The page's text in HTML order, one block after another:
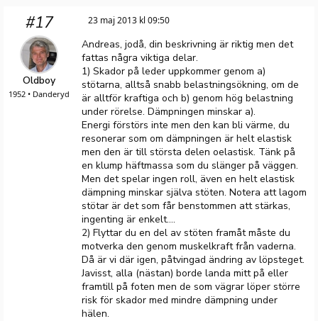
#17
Oldboy
1952 • Danderyd
23 maj 2013 kl 09:50
Andreas, jodå, din beskrivning är riktig men det
fattas några viktiga delar.
1) Skador på leder uppkommer genom a)
stötarna, alltså snabb belastningsökning, om de
är alltför kraftiga och b) genom hög belastning
under rörelse. Dämpningen minskar a).
Energi förstörs inte men den kan bli värme, du
resonerar som om dämpningen är helt elastisk
men den är till största delen oelastisk. Tänk på
en klump häftmassa som du slänger på väggen.
Men det spelar ingen roll, även en helt elastisk
dämpning minskar själva stöten. Notera att lagom
stötar är det som får benstommen att stärkas,
ingenting är enkelt....
2) Flyttar du en del av stöten framåt måste du
motverka den genom muskelkraft från vaderna.
Då är vi där igen, påtvingad ändring av löpsteget.
Javisst, alla (nästan) borde landa mitt på eller
framtill på foten men de som vägrar löper större
risk för skador med mindre dämpning under
hälen.